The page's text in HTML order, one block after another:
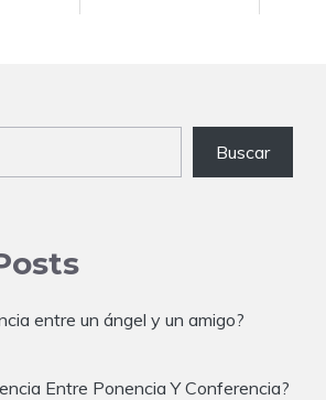
Buscar
entre un ángel y un amigo?
Entre Ponencia Y Conferencia?